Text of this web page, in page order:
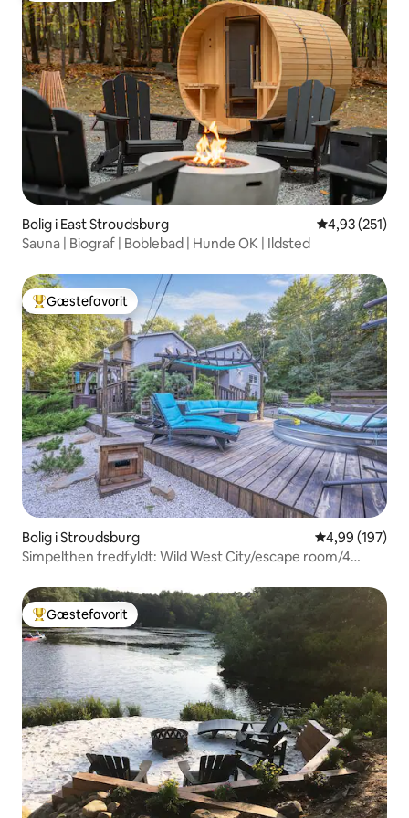
Bolig i East Stroudsburg 4,93 ud af 5 i
4,93 (251)
Sauna | Biograf | Boblebad | Hunde OK | Ildsted
Bedste gæstefavorit
Gæstefavorit
Bolig i Stroudsburg 4,99 ud af 5 i
4,99 (197)
Simpelthen fredfyldt: Wild West City/escape room/4
Bedste gæstefavorit
Gæstefavorit